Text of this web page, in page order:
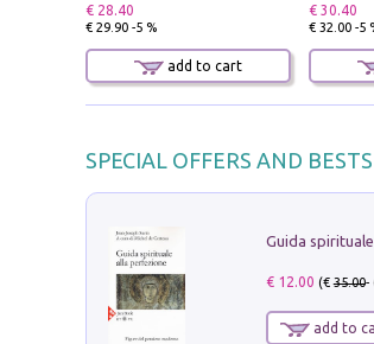
€ 28.40
€ 29.90 -5 %
add to cart
€ 30.40
€ 32.00 -5
SPECIAL OFFERS AND
Guida
€ 12.00 (€35.00-
add to